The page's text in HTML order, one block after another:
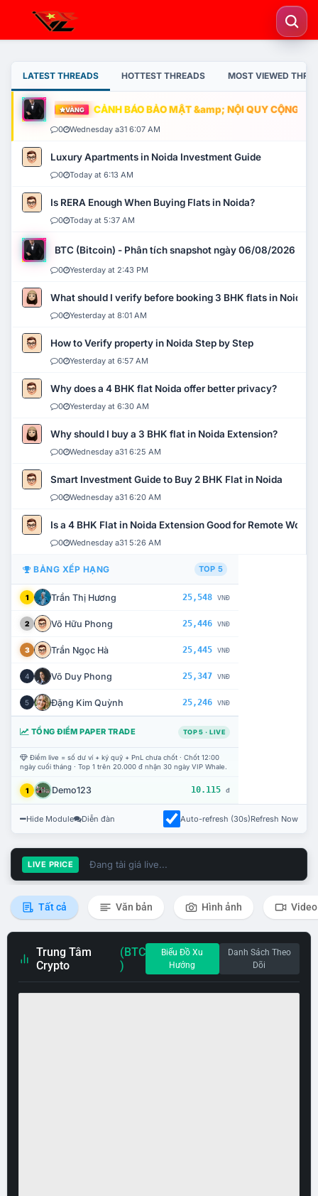
LATEST THREADS HOTTEST THREADS MOST VIEWED
VÀNG CẢNH BÁO BẢO MẬT &amp; NỘI QUY CỘNG
0 Wednesday a31 6:07 AM
Luxury Apartments in Noida Investment Guide
0 Today at 6:13 AM
Is RERA Enough When Buying Flats in Noida?
0 Today at 5:37 AM
BTC (Bitcoin) - Phân tích snapshot ngày 06/08/2026
0 Yesterday at 2:43 PM
What should I verify before booking 3 BHK flats in Noida?
0 Yesterday at 8:01 AM
How to Verify property in Noida Step by Step
0 Yesterday at 6:57 AM
Why does a 4 BHK flat Noida offer better privacy?
0 Yesterday at 6:30 AM
Why should I buy a 3 BHK flat in Noida Extension?
0 Wednesday a31 6:25 AM
Smart Investment Guide to Buy 2 BHK Flat in Noida
0 Wednesday a31 6:20 AM
Is a 4 BHK Flat in Noida Extension Good for Remote Work?
0 Wednesday a31 5:26 AM
BẢNG XẾP HẠNG TOP 5
1 Trần Thị Hương 25,548 VNĐ
2 Võ Hữu Phong 25,446 VNĐ
3 Trần Ngọc Hà 25,445 VNĐ
4 Võ Duy Phong 25,347 VNĐ
5 Đặng Kim Quỳnh 25,246 VNĐ
TỔNG ĐIỂM PAPER TRADE TOP 5 · LIVE
Điểm live = số dư ví + ký quỹ + PnL chưa chốt · Chốt 12:00
ngày cuối tháng · Top 1 trên 20.000 đ nhận 30 ngày VIP Whale.
1 Demo123 10.115 đ
Hide Module Diễn đàn Auto-refresh (30s)Refresh Now
LIVE PRICE Đang tải giá live...
Tất cả Văn bản Hình ảnh Video
Trung Tâm
Crypto
(BTC
)
Biểu Đồ Xu
Hướng
Danh Sách Theo
Dõi